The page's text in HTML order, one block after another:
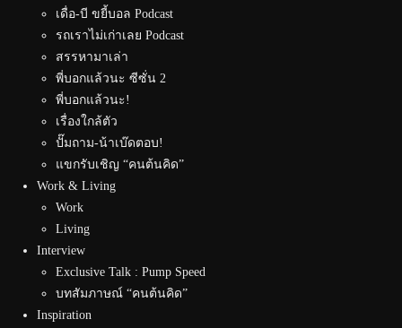
เดื่อ-บี ขยี้บอล Podcast
รถเราไม่เก่าเลย Podcast
สรรหามาเล่า
พี่บอกแล้วนะ ซีซั่น 2
พี่บอกแล้วนะ!
เรื่องใกล้ตัว
ปั๊มถาม-น้าเบ๊ดตอบ!
แขกรับเชิญ “คนต้นคิด”
Work & Living
Work
Living
Interview
Exclusive Talk : Pump Speed
บทสัมภาษณ์ “คนต้นคิด”
Inspiration